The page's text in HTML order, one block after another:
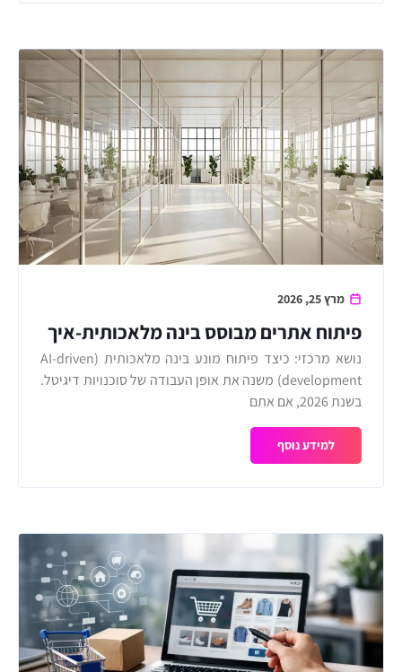
מרץ 25, 2026
פיתוח אתרים מבוסס בינה מלאכותית-איך
אתר חכם ישנה את העסק שלך ב-2026?
נושא מרכזי: כיצד פיתוח מונע בינה מלאכותית (AI-driven
development) משנה את אופן העבודה של סוכנויות דיגיטל.
בשנת 2026, אם אתם
למידע נוסף